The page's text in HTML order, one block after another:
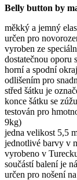
Belly button by
měkký a jemný
určen pro
vyroben ze
dostatečnou oporu
horní a spodní
odlišením pro
střed šátku je
konce šátku se
testován pro
9kg)
jedna velikost 5,5
jednotlivé barvy v
vyrobeno v
součástí balení je
určen pro nošení